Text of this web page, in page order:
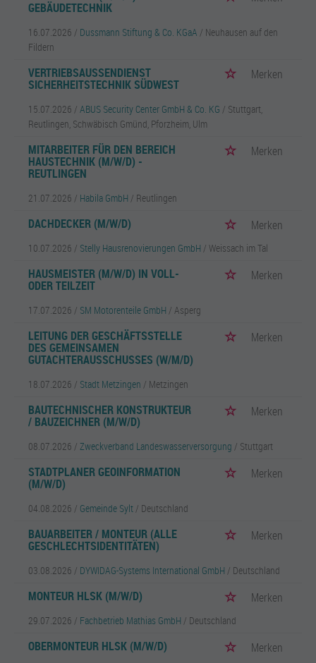
GEBÄUDETECHNIK
16.07.2026 / Dussmann Stiftung & Co. KGaA / Neuhausen auf den
Fildern
VERTRIEBSAUSSENDIENST S
ICHERHEITSTECHNIK SÜDWEST
Merken
15.07.2026 / ABUS Security Center GmbH & Co. KG / Stuttgart,
Reutlingen, Schwäbisch Gmünd, Pforzheim, Ulm
MITARBEITER FÜR DEN BEREICH
HAUSTECHNIK (M/W/D) -
REUTLINGEN
Merken
21.07.2026 / Habila GmbH / Reutlingen
DACHDECKER (M/W/D) Merken
10.07.2026 / Stelly Hausrenovierungen GmbH / Weissach im Tal
HAUSMEISTER (M/W/D) IN VOLL-
ODER TEILZEIT
Merken
17.07.2026 / SM Motorenteile GmbH / Asperg
LEITUNG DER GESCHÄFTSSTELLE
DES GEMEINSAMEN
GUTACHTERAUSSCHUSSES (W/M/D)
Merken
18.07.2026 / Stadt Metzingen / Metzingen
BAUTECHNISCHER KONSTRUKTEUR
/ BAUZEICHNER (M/W/D)
Merken
08.07.2026 / Zweckverband Landeswasserversorgung / Stuttgart
STADTPLANER GEOINFORMATION
(M/W/D)
Merken
04.08.2026 / Gemeinde Sylt / Deutschland
BAUARBEITER / MONTEUR (ALLE
GESCHLECHTSIDENTITÄTEN)
Merken
03.08.2026 / DYWIDAG-Systems International GmbH / Deutschland
MONTEUR HLSK (M/W/D) Merken
29.07.2026 / Fachbetrieb Mathias GmbH / Deutschland
OBERMONTEUR HLSK (M/W/D) Merken